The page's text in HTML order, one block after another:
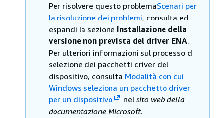
Per risolvere questo problemaScenari per
la risoluzione dei problemi, consulta ed
espandi la sezione Installazione della
versione non prevista del driver ENA.
Per ulteriori informazioni sul processo di
selezione dei pacchetti driver del
dispositivo, consulta Modalità con cui
Windows seleziona un pacchetto driver
per un dispositivo
nel sito web della
documentazione Microsoft.